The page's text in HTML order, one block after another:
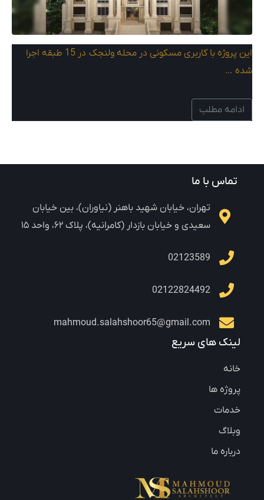
این پروژه با کاربری مسکونی در محله ولنجک در 15 طبقه اجرا
شده …
ادامه مطلب
تماس با ما
تهران، خیابان شهید باهنر (نیاوران)، بین خیابان
سعیدی و خیابان بازدار (کامرانیه)، پلاک ۶۲، واحد ۱۵
02123589
02122824492
mahmoud.salahshoor65@gmail.com
لینک های سریع
خانه
پروژه ها
خدمات
وبلاگ
درباره ما